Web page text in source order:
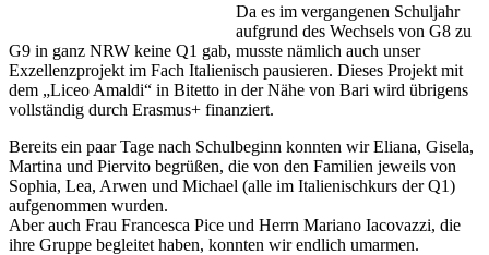
Da es im vergangenen Schuljahr
aufgrund des Wechsels von G8 zu
G9 in ganz NRW keine Q1 gab, musste nämlich auch unser
Exzellenzprojekt im Fach Italienisch pausieren. Dieses Projekt mit
dem „Liceo Amaldi“ in Bitetto in der Nähe von Bari wird übrigens
vollständig durch Erasmus+ finanziert.
Bereits ein paar Tage nach Schulbeginn konnten wir Eliana, Gisela,
Martina und Piervito begrüßen, die von den Familien jeweils von
Sophia, Lea, Arwen und Michael (alle im Italienischkurs der Q1)
aufgenommen wurden.
Aber auch Frau Francesca Pice und Herrn Mariano Iacovazzi, die
ihre Gruppe begleitet haben, konnten wir endlich umarmen.